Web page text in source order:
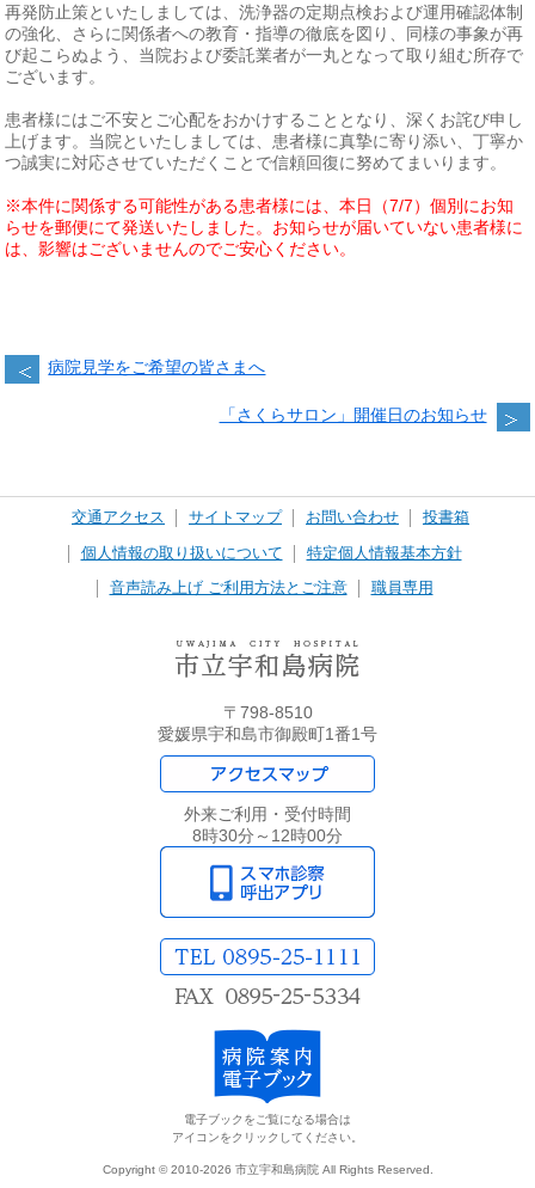
再発防止策といたしましては、洗浄器の定期点検および運用確認体制
の強化、さらに関係者への教育・指導の徹底を図り、同様の事象が再
び起こらぬよう、当院および委託業者が一丸となって取り組む所存で
ございます。
患者様にはご不安とご心配をおかけすることとなり、深くお詫び申し
上げます。当院といたしましては、患者様に真摯に寄り添い、丁寧か
つ誠実に対応させていただくことで信頼回復に努めてまいります。
※本件に関係する可能性がある患者様には、本日（7/7）個別にお知
らせを郵便にて発送いたしました。お知らせが届いていない患者様に
は、影響はございませんのでご安心ください。
病院見学をご希望の皆さまへ
「さくらサロン」開催日のお知らせ
交通アクセス サイトマップ お問い合わせ 投書箱
個人情報の取り扱いについて 特定個人情報基本方針
音声読み上げ ご利用方法とご注意 職員専用
〒798-8510
愛媛県宇和島市御殿町1番1号
外来ご利用・受付時間
8時30分～12時00分
電子ブックをご覧になる場合は
アイコンをクリックしてください。
Copyright © 2010-2026 市立宇和島病院 All Rights Reserved.